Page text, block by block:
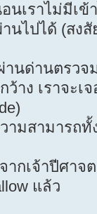
นเราไม่มีเข้
านไปได้ (สง
านด่านตรวจ
ว้าง เราจะ
ามสามารถ
ากเจ้าปีศาจ
แล้ว